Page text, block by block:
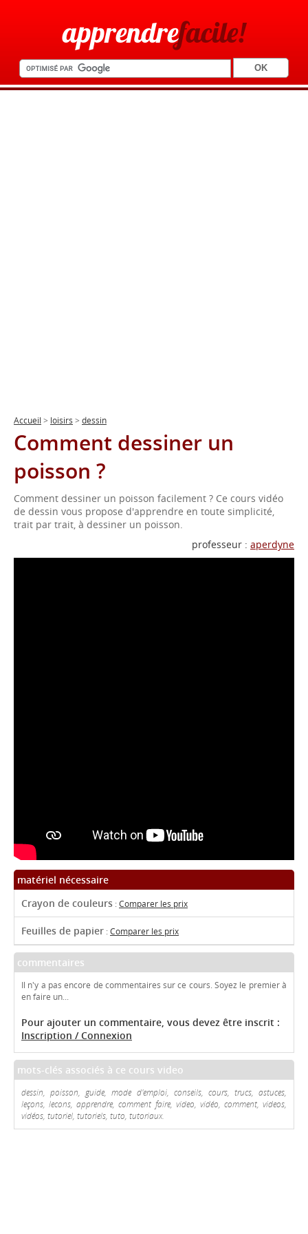
apprendrefacile!
Accueil > loisirs > dessin
Comment dessiner un
poisson ?
Comment dessiner un poisson facilement ? Ce cours vidéo
de dessin vous propose d'apprendre en toute simplicité,
trait par trait, à dessiner un poisson.
professeur : aperdyne
matériel nécessaire
Crayon de couleurs :Comparer les prix
Feuilles de papier :Comparer les prix
commentaires
Il n'y a pas encore de commentaires sur ce cours. Soyez le premier à
en faire un...
Pour ajouter un commentaire, vous devez être inscrit :
Inscription / Connexion
mots-clés associés à ce cours video
dessin, poisson, guide, mode d'emploi, conseils, cours, trucs, astuces,
leçons, lecons, apprendre, comment faire, video, vidéo, comment, videos,
vidéos, tutoriel, tutoriels, tuto, tutoriaux.